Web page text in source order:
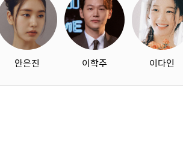
안은진 이학주 이다인